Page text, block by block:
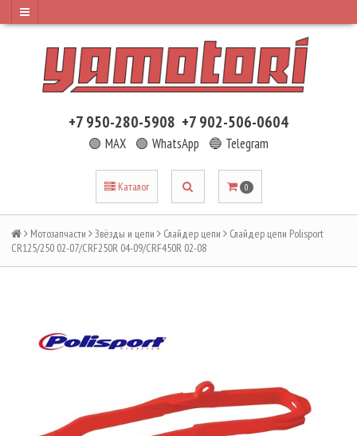
+7 950-280-5908 +7 902-506-0604
🟢 MAX 🟢 WhatsApp 🔵 Telegram
Каталог 0
Мотозапчасти Звёзды и цепи Слайдер цепи
Слайдер цепи Polisport
CR125/250 02-07/CRF250R 04-09/CRF450R 02-08